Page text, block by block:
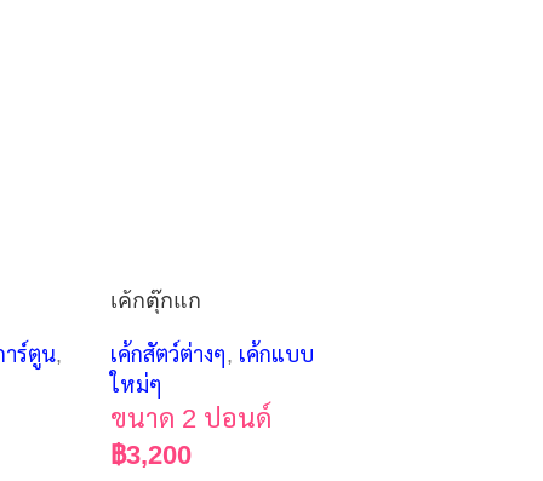
าร์ตูน,
เค้กตุ๊กแก
เค้กสัตว์ต่างๆ, เค้กแบบ
ใหม่ๆ
ขนาด 2 ปอนด์
฿3,200